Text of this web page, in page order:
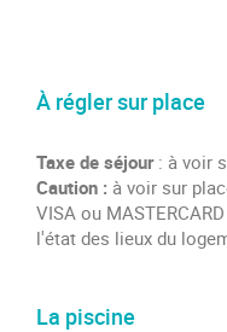
À régler sur place
Taxe de séjour: à voir
Caution : à voir sur
VISA ou
l'état des lieux du
La piscine